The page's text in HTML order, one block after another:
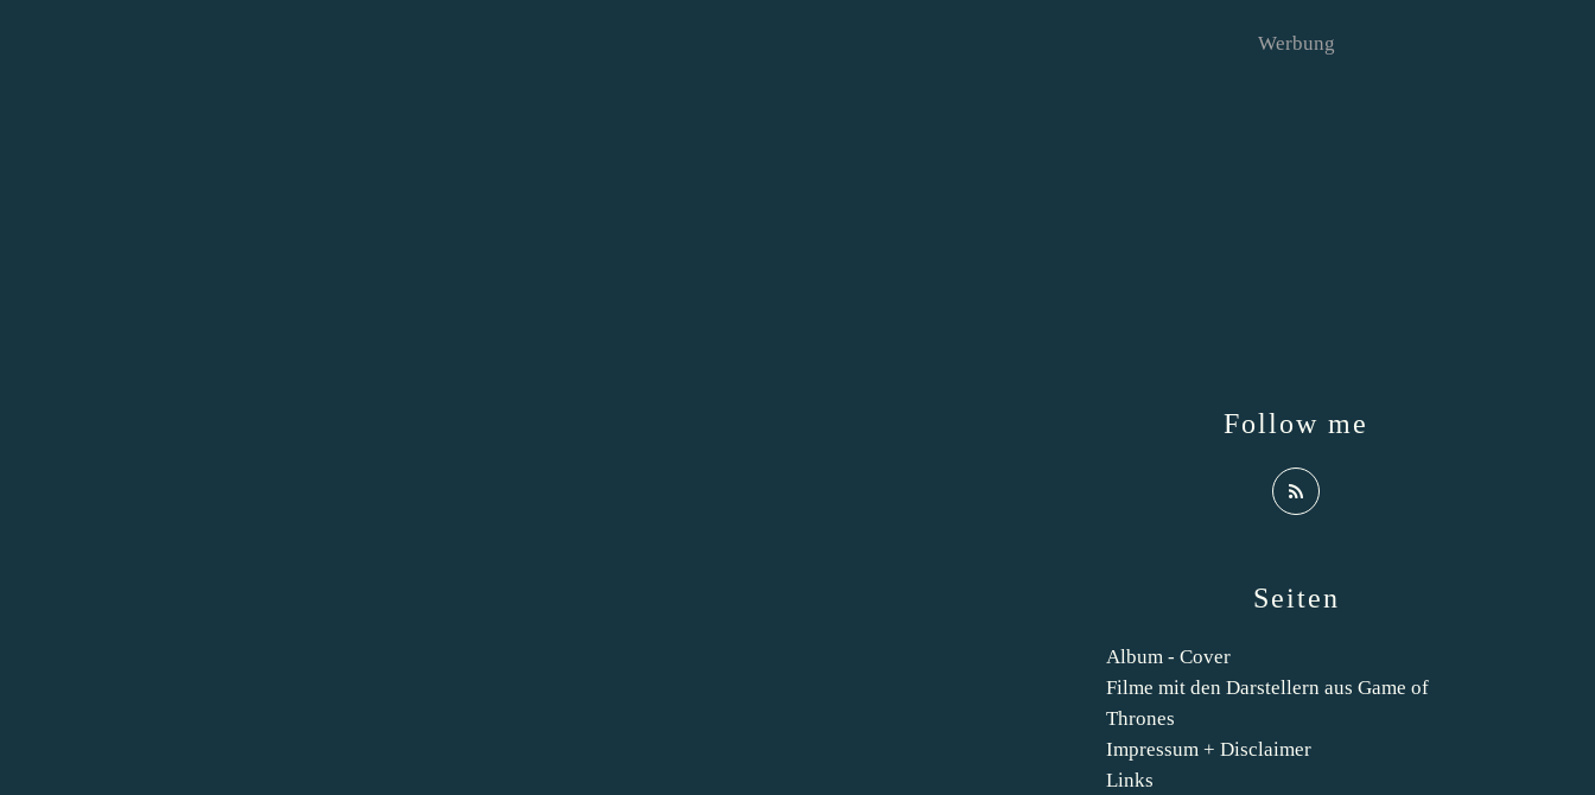
Seiten
Album - Cover
Filme mit den Darstellern aus Game of
Thrones
Impressum + Disclaimer
Links
Follow me
Werbung